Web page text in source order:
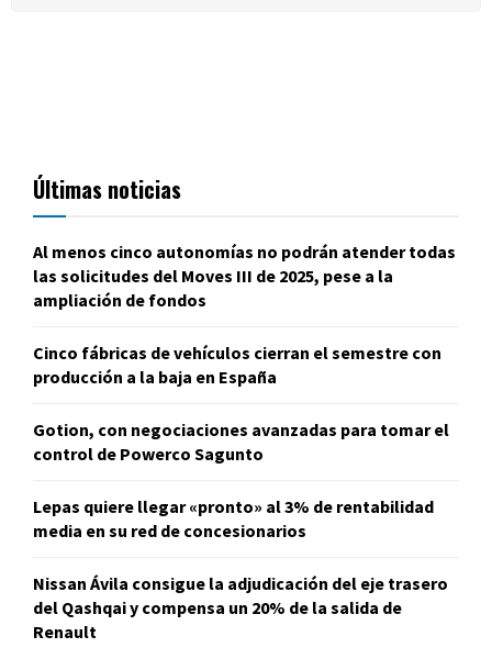
Últimas noticias
Al menos cinco autonomías no podrán atender todas
las solicitudes del Moves III de 2025, pese a la
ampliación de fondos
Cinco fábricas de vehículos cierran el semestre con
producción a la baja en España
Gotion, con negociaciones avanzadas para tomar el
control de Powerco Sagunto
Lepas quiere llegar «pronto» al 3% de rentabilidad
media en su red de concesionarios
Nissan Ávila consigue la adjudicación del eje trasero
del Qashqai y compensa un 20% de la salida de
Renault